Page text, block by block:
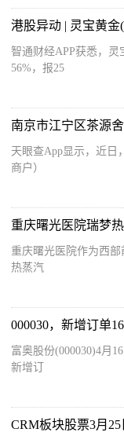
智通财经APP获悉，灵
56%，报25
天眼查App显示，近日
商户）
重庆曙光医院作为西
热蒸汽
富奥股份(000030)4月
新增订
CRM板块股票3月